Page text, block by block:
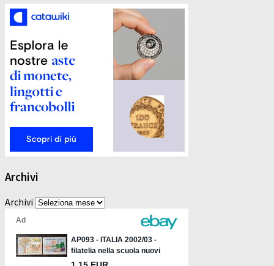
Archivi
Archivi